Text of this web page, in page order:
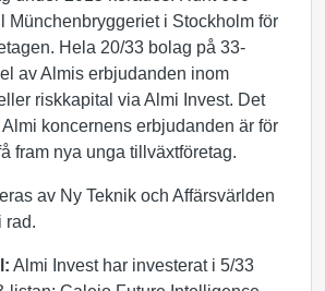
Münchenbryggeriet i Stockholm för
Hela 20/33 bolag på 33-
av Almis erbjudanden inom
riskkapital via Almi Invest. Det
koncernens erbjudanden är för
fram nya unga tillväxtföretag.
av Ny Teknik och Affärsvärlden
rad.
Almi Invest har investerat i 5/33